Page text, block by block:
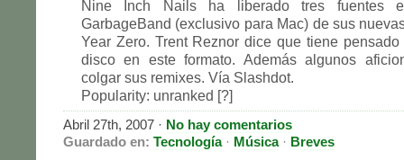
Nine Inch Nails ha liberado tres fuentes
GarbageBand (exclusivo para Mac) de sus
Year Zero. Trent Reznor dice que tiene
disco en este formato. Además algunos
colgar sus remixes. Vía Slashdot.
Popularity: unranked [?]
Abril 27th, 2007 · No hay comentarios
Guardado en: Tecnología· Música· Breves